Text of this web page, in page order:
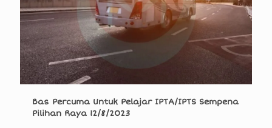
Bas Percuma Untuk Pelajar IPTA/IPTS Sempena
Pilihan Raya 12/8/2023